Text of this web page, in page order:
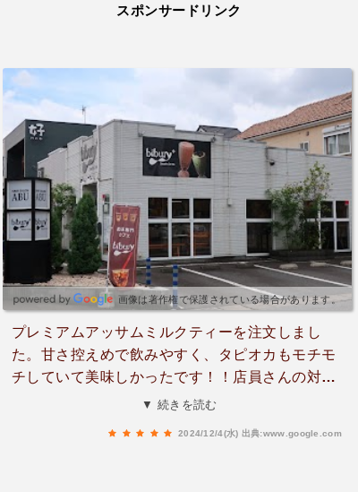
スポンサードリンク
画像は著作権で保護されている場合があります。
プレミアムアッサムミルクティーを注文しまし
た。甘さ控えめで飲みやすく、タピオカもモチモ
チしていて美味しかったです！！店員さんの対応
も丁寧で素晴らしくまた来店したいと思います☺️
▼ 続きを読む
2024/12/4(水) 出典:www.google.com